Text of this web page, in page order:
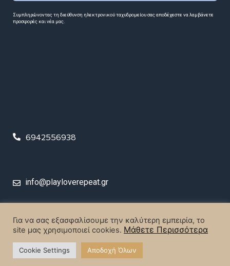
Συμπληρώνοντας τη διεύθυνση ηλεκτρονικού ταχυδρομείου σας αποδέχεστε να λαμβάνετε
προσφορές και νέα μας.
6942556938
info@playloverepeat.gr
© 2023 Play Love Repeat. All rights reserved.
Designed & Created byMrBrainiac Creative Studios.
Για να σας εξασφαλίσουμε την καλύτερη εμπειρία, το
site μας χρησιμοποιεί cookies. Μάθετε Περισσότερα
Cookie Settings Αποδοχή Όλων